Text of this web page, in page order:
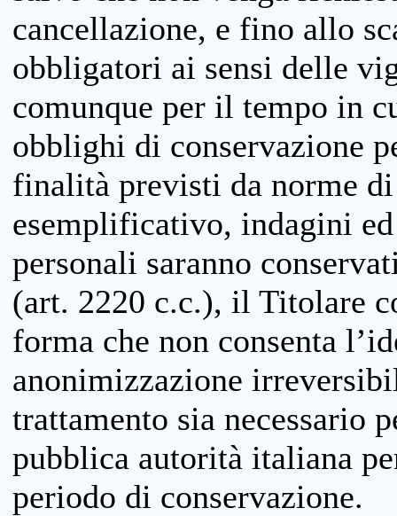
cancellazione, e fino allo
obbligatori ai sensi delle
comunque per il tempo in
obblighi di conservazione
finalità previsti da norme
esemplificativo, indagini
personali saranno
(art. 2220 c.c.), il Titolare
forma che non consenta
anonimizzazione
trattamento sia necessario
pubblica autorità italiana
periodo di conservazione.